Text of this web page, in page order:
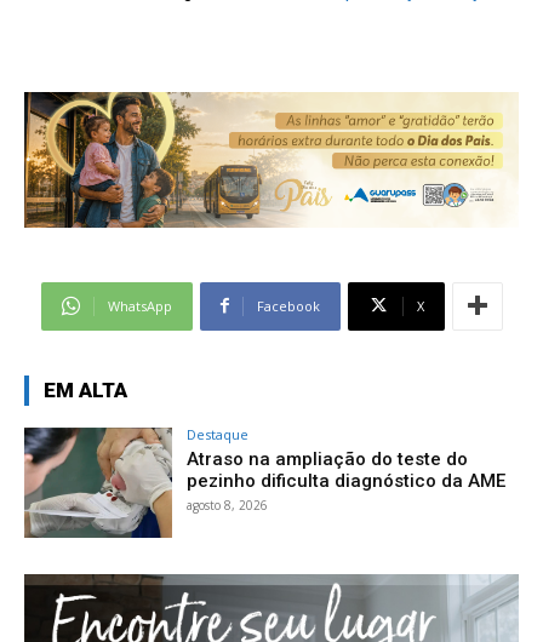
WhatsApp Facebook X
EM ALTA
Destaque
Atraso na ampliação do teste do
pezinho dificulta diagnóstico da AME
agosto 8, 2026